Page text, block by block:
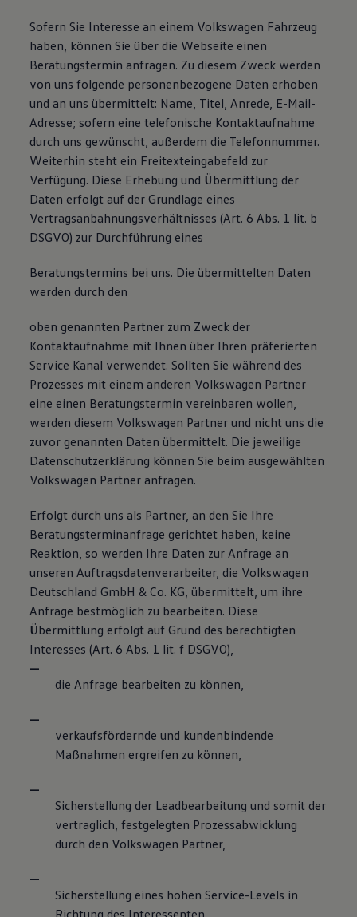
Sofern Sie Interesse an einem Volkswagen Fahrzeug
haben, können Sie über die Webseite einen
Beratungstermin anfragen. Zu diesem Zweck werden
von uns folgende personenbezogene Daten erhoben
und an uns übermittelt: Name, Titel, Anrede, E-Mail-
Adresse; sofern eine telefonische Kontaktaufnahme
durch uns gewünscht, außerdem die Telefonnummer.
Weiterhin steht ein Freitexteingabefeld zur
Verfügung. Diese Erhebung und Übermittlung der
Daten erfolgt auf der Grundlage eines
Vertragsanbahnungsverhältnisses (Art. 6 Abs. 1 lit. b
DSGVO) zur Durchführung eines
Beratungstermins bei uns. Die übermittelten Daten
werden durch den
oben genannten Partner zum Zweck der
Kontaktaufnahme mit Ihnen über Ihren präferierten
Service Kanal verwendet. Sollten Sie während des
Prozesses mit einem anderen Volkswagen Partner
eine einen Beratungstermin vereinbaren wollen,
werden diesem Volkswagen Partner und nicht uns die
zuvor genannten Daten übermittelt. Die jeweilige
Datenschutzerklärung können Sie beim ausgewählten
Volkswagen Partner anfragen.
Erfolgt durch uns als Partner, an den Sie Ihre
Beratungsterminanfrage gerichtet haben, keine
Reaktion, so werden Ihre Daten zur Anfrage an
unseren Auftragsdatenverarbeiter, die Volkswagen
Deutschland GmbH & Co. KG, übermittelt, um ihre
Anfrage bestmöglich zu bearbeiten. Diese
Übermittlung erfolgt auf Grund des berechtigten
Interesses (Art. 6 Abs. 1 lit. f DSGVO),
die Anfrage bearbeiten zu können,
verkaufsfördernde und kundenbindende
Maßnahmen ergreifen zu können,
Sicherstellung der Leadbearbeitung und somit der
vertraglich, festgelegten Prozessabwicklung
durch den Volkswagen Partner,
Sicherstellung eines hohen Service-Levels in
Richtung des Interessenten.